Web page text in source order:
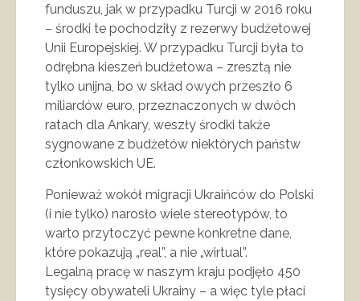
funduszu, jak w przypadku Turcji w 2016 roku
– środki te pochodziły z rezerwy budżetowej
Unii Europejskiej. W przypadku Turcji była to
odrębna kieszeń budżetowa – zresztą nie
tylko unijna, bo w skład owych przeszło 6
miliardów euro, przeznaczonych w dwóch
ratach dla Ankary, weszły środki także
sygnowane z budżetów niektórych państw
członkowskich UE.
Ponieważ wokół migracji Ukraińców do Polski
(i nie tylko) narosło wiele stereotypów, to
warto przytoczyć pewne konkretne dane,
które pokazują „real”, a nie „wirtual”.
Legalną pracę w naszym kraju podjęło 450
tysięcy obywateli Ukrainy – a więc tyle płaci